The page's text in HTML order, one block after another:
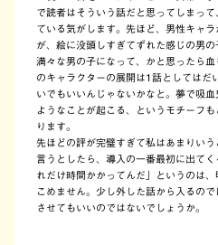
で読者はそういう話だと思ってしまっ
ている気がします。先ほど、男性キャ
が、絵に没頭しすぎてずれた感じの男
満々な男の子になって、かと思ったら
のキャラクターの展開は1話としてはだ
いでもいいんじゃないかなと。夢で吸
ようなことが起こる、というモチーフ
ります。
先ほどの評が完璧すぎて私はあまりい
言うとしたら、導入の一番最初に出て
れだけ時間かかってんだ」というのは
こめません。少し外した話から入るの
させてもいいのではないでしょうか。